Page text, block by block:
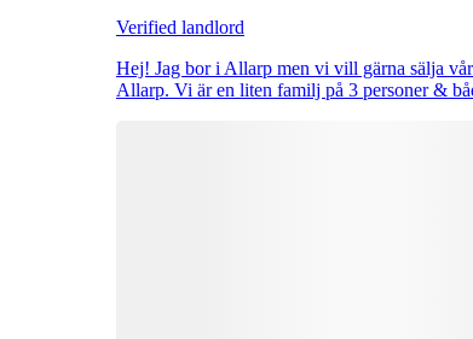
Verified landlord
Hej! Jag bor i Allarp men vi vill gärna sälja
Allarp. Vi är en liten familj på 3 personer &